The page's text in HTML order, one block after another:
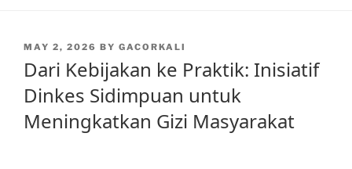
POSTED
MAY 2, 2026 BY GACORKALI
Dari Kebijakan ke Praktik: Inisiatif
Dinkes Sidimpuan untuk
Meningkatkan Gizi Masyarakat